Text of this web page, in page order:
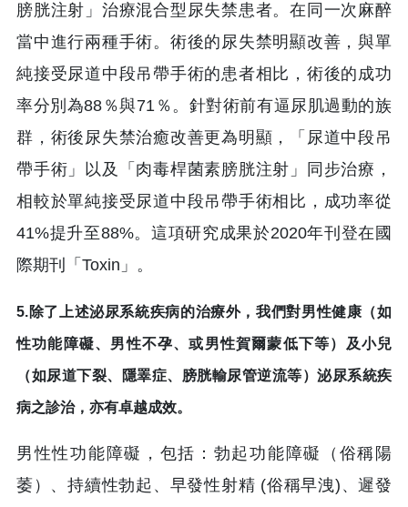
膀胱注射」治療混合型尿失禁患者。在同一次麻醉
當中進行兩種手術。術後的尿失禁明顯改善，與單
純接受尿道中段吊帶手術的患者相比，術後的成功
率分別為88％與71％。針對術前有逼尿肌過動的族
群，術後尿失禁治癒改善更為明顯，「尿道中段吊
帶手術」以及「肉毒桿菌素膀胱注射」同步治療，
相較於單純接受尿道中段吊帶手術相比，成功率從
41%提升至88%。這項研究成果於2020年刊登在國
際期刊「Toxin」。
5.除了上述泌尿系統疾病的治療外，我們對男性健康（如
性功能障礙、男性不孕、或男性賀爾蒙低下等）及小兒
（如尿道下裂、隱睪症、膀胱輸尿管逆流等）泌尿系統疾
病之診治，亦有卓越成效。
男性性功能障礙，包括：勃起功能障礙（俗稱陽
萎）、持續性勃起、早發性射精 (俗稱早洩)、遲發